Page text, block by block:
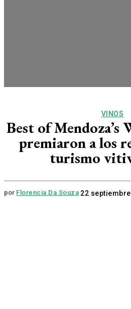
VINOS
Best of Mendoza’s
premiaron a los
turismo
por Florencia Da Souza 22